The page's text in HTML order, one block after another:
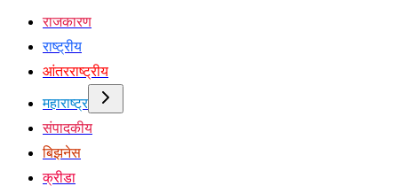
राजकारण
राष्ट्रीय
आंतरराष्ट्रीय
महाराष्ट्र
संपादकीय
बिझनेस
क्रीडा